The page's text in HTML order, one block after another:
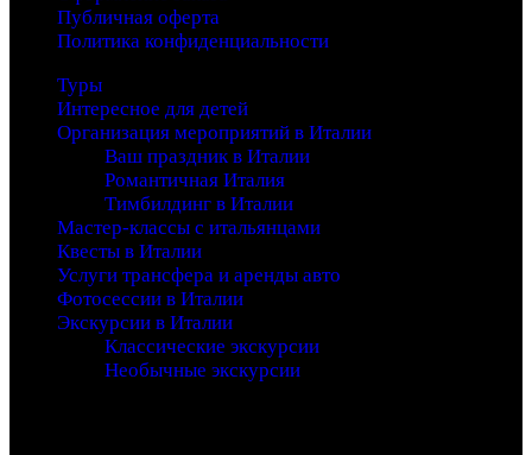
Публичная оферта
Политика конфиденциальности
Туры
Интересное для детей
Организация мероприятий в Италии
Ваш праздник в Италии
Романтичная Италия
Тимбилдинг в Италии
Мастер-классы с итальянцами
Квесты в Италии
Услуги трансфера и аренды авто
Фотосессии в Италии
Экскурсии в Италии
Классические экскурсии
Необычные экскурсии